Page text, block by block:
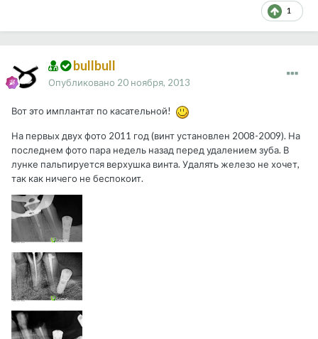
1
bullbull
Опубликовано 20 ноября, 2013
Вот это имплантат по касательной!
На первых двух фото 2011 год (винт установлен 2008-2009). На
последнем фото пара недель назад перед удалением зуба. В
лунке пальпируется верхушка винта. Удалять железо не хочет,
так как ничего не беспокоит.